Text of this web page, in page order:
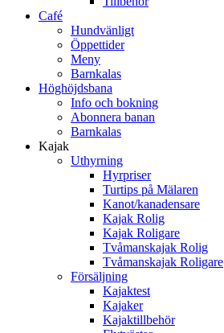
Café
Hundvänligt
Öppettider
Meny
Barnkalas
Höghöjdsbana
Info och bokning
Abonnera banan
Barnkalas
Kajak
Uthyrning
Hyrpriser
Turtips på Mälaren
Kanot/kanadensare
Kajak Rolig
Kajak Roligare
Tvåmanskajak Rolig
Tvåmanskajak Roligare
Försäljning
Kajaktest
Kajaker
Kajaktillbehör